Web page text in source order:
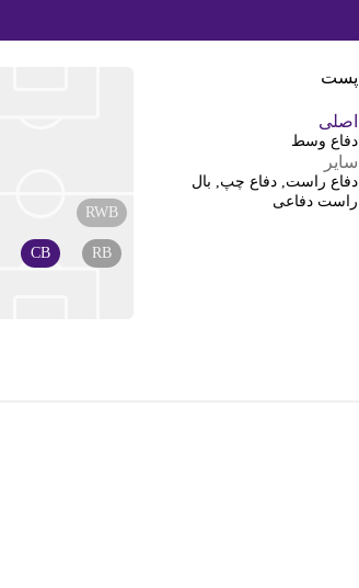
پست
اصلی
دفاع وسط
سایر
دفاع راست, دفاع چپ, بال
راست دفاعی
RB
CB
RWB